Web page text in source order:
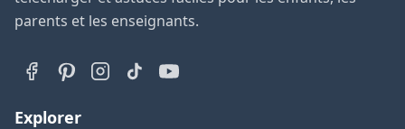
parents et les enseignants.
Explorer